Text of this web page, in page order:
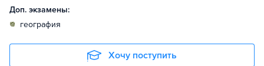
Доп. экзамены:
география
Хочу поступить